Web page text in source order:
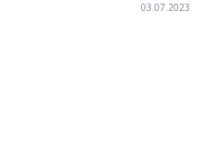
03.07.2023